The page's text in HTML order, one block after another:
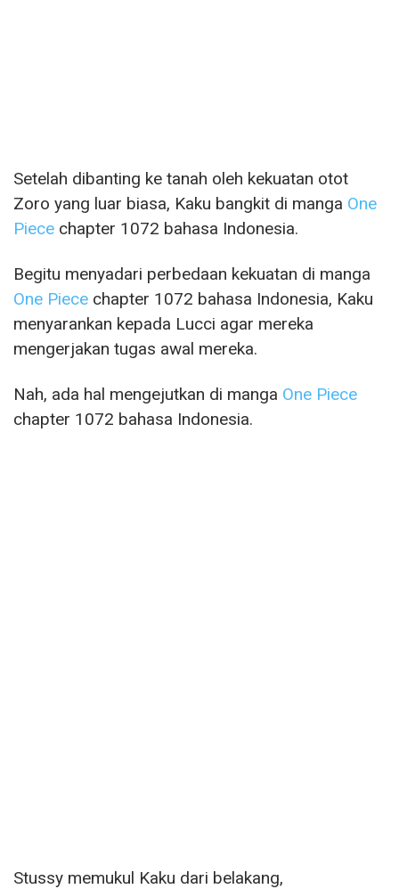
Setelah dibanting ke tanah oleh kekuatan otot
Zoro yang luar biasa, Kaku bangkit di manga One
Piece chapter 1072 bahasa Indonesia.
Begitu menyadari perbedaan kekuatan di manga
One Piece chapter 1072 bahasa Indonesia, Kaku
menyarankan kepada Lucci agar mereka
mengerjakan tugas awal mereka.
Nah, ada hal mengejutkan di manga One Piece
chapter 1072 bahasa Indonesia.
Stussy memukul Kaku dari belakang,